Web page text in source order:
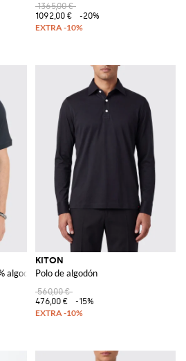
1365,00 €
1092,00 €
-20%
con cuello clásico
KITON
Polo de algodón
560,00 €
476,00 €
-15%